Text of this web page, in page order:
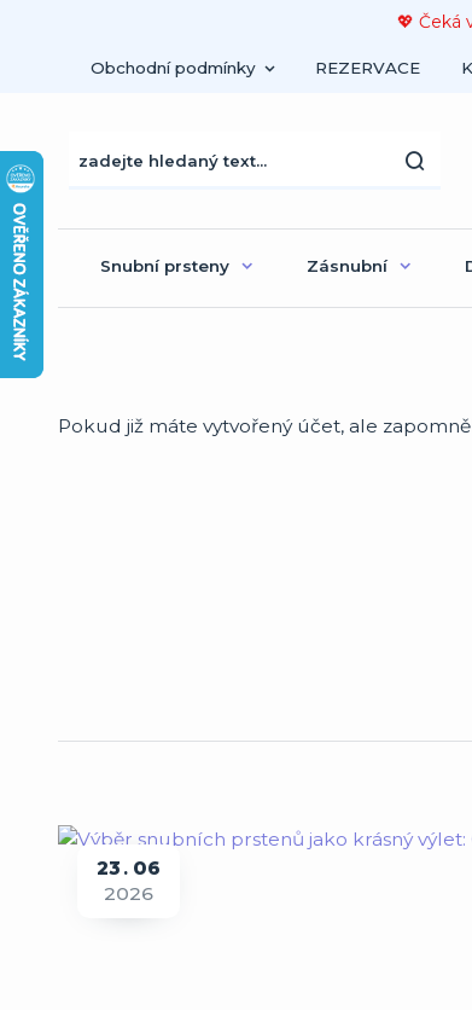
💖 Čeká
Obchodní podmínky REZERVACE
Snubní prsteny Zásnubní
Pokud již máte vytvořený účet, ale
23
06
2026